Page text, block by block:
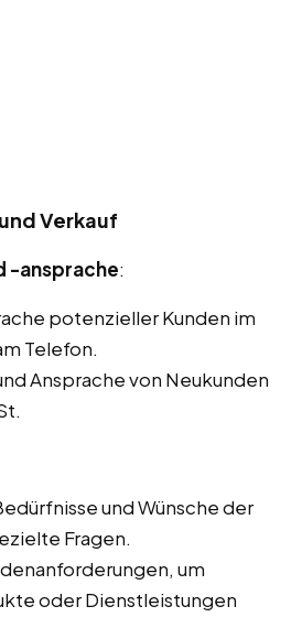
Verkauf
-ansprache:
potenzieller Kunden im
Telefon.
Ansprache von Neukunden
und Wünsche der
Fragen.
um
oder Dienstleistungen